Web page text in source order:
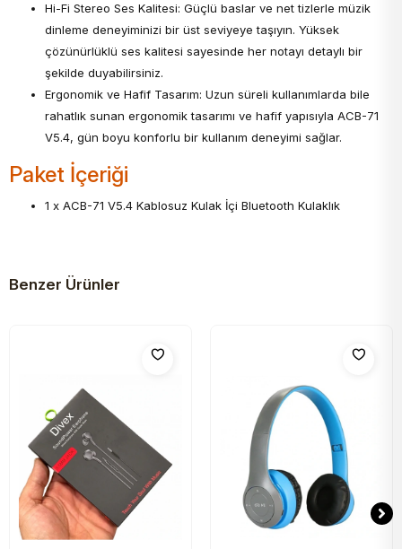
Hi-Fi Stereo Ses Kalitesi: Güçlü baslar ve net tizlerle müzik
dinleme deneyiminizi bir üst seviyeye taşıyın. Yüksek
çözünürlüklü ses kalitesi sayesinde her notayı detaylı bir
şekilde duyabilirsiniz.
Ergonomik ve Hafif Tasarım: Uzun süreli kullanımlarda bile
rahatlık sunan ergonomik tasarımı ve hafif yapısıyla ACB-71
V5.4, gün boyu konforlu bir kullanım deneyimi sağlar.
Paket İçeriği
1 x ACB-71 V5.4 Kablosuz Kulak İçi Bluetooth Kulaklık
Benzer Ürünler